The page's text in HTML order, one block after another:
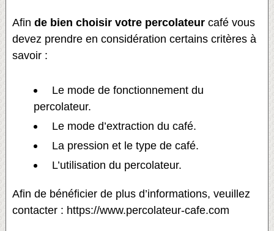
Afin de bien choisir votre percolateurcafé vous
devez prendre en considération certains critères à
savoir :
Le mode de fonctionnement du
percolateur.
Le mode d’extraction du café.
La pression et le type de café.
L’utilisation du percolateur.
Afin de bénéficier de plus d’informations, veuillez
contacter : https://www.percolateur-cafe.com